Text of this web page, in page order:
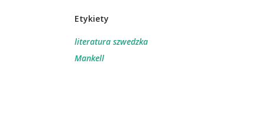
Etykiety
literatura szwedzka
Mankell